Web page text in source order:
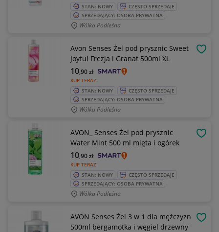
STAN: NOWY
CZĘSTO SPRZEDAJE
SPRZEDAJĄCY: OSOBA PRYWATNA
Wólka Podleśna
Avon Senses Żel pod prysznic Sweet
Joyful Frezja i Granat 500ml XL
KUP TERAZ
10,90zł
STAN: NOWY
CZĘSTO SPRZEDAJE
SPRZEDAJĄCY: OSOBA PRYWATNA
Wólka Podleśna
AVON_ Senses Żel pod prysznic
Water Mint 500 ml mięta i ogórek
KUP TERAZ
10,90zł
STAN: NOWY
CZĘSTO SPRZEDAJE
SPRZEDAJĄCY: OSOBA PRYWATNA
Wólka Podleśna
AVON Senses Żel 3 w 1 dla mężczyzn
500ml bergamotka i węgiel drzewny